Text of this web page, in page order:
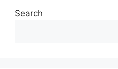
Search